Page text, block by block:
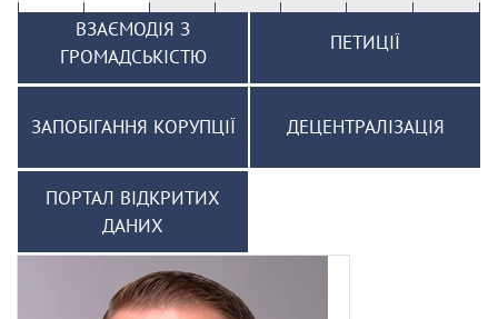
ВЗАЄМОДІЯ З
ГРОМАДСЬКІСТЮ
ПЕТИЦІЇ
ЗАПОБІГАННЯ КОРУПЦІЇ ДЕЦЕНТРАЛІЗАЦІЯ
ПОРТАЛ ВІДКРИТИХ
ДАНИХ